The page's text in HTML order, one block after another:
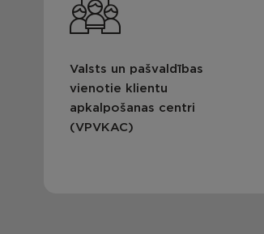
Valsts un pašvaldības
vienotie klientu
apkalpošanas centri
(VPVKAC)